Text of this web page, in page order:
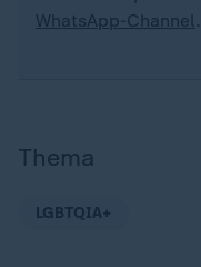
WhatsApp-Channel.
Thema
LGBTQIA+